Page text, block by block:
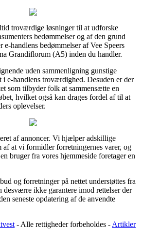
troværdige løsninger til at udforske
bedømmelser og af den grund
e-handlens bedømmelser af Vee Speers
Grandiflorum (A5) inden du handler.
uden sammenligning gunstige
e-handlens troværdighed. Desuden er der
som tilbyder folk at sammensætte en
hvilket også kan drages fordel af til at
oplevelser.
af annoncer. Vi hjælper adskillige
af at vi formidler forretningernes varer, og
bruger fra vores hjemmeside foretager en
og forretninger på nettet understøttes fra
ikke garantere imod rettelser der
seneste opdatering af de anvendte
- Alle rettigheder forbeholdes - Artikler